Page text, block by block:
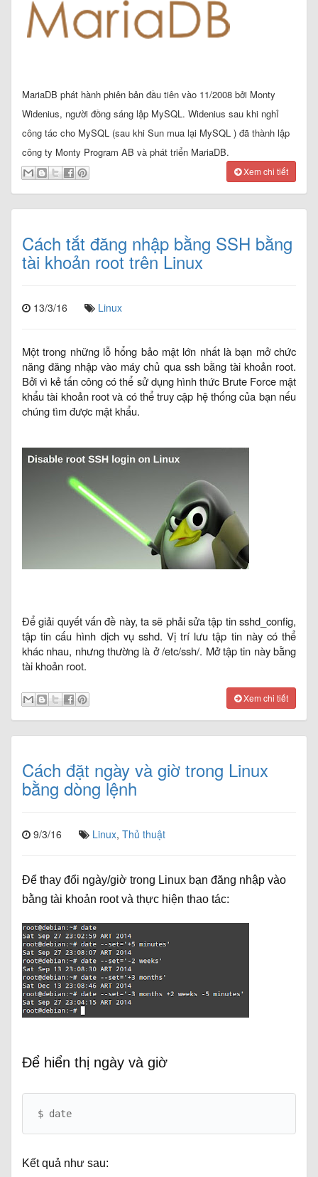
MariaDB phát hành phiên bản đầu tiên vào 11/2008 bởi Monty
Widenius, người đồng sáng lập MySQL. Widenius sau khi nghỉ
công tác cho MySQL (sau khi Sun mua lại MySQL ) đã thành lập
công ty Monty Program AB và phát triển MariaDB.
Xem chi tiết
Cách tắt đăng nhập bằng SSH bằng
tài khoản root trên Linux
13/3/16 Linux
Một trong những lỗ hổng bảo mật lớn nhất là bạn mở chức
năng đăng nhập vào máy chủ qua ssh bằng tài khoản root.
Bởi vì kẻ tấn công có thể sử dụng hình thức Brute Force mật
khẩu tài khoản root và có thể truy cập hệ thống của bạn nếu
chúng tìm được mật khẩu.
Để giải quyết vấn đề này, ta sẽ phải sửa tập tin sshd_config,
tập tin cấu hình dịch vụ sshd. Vị trí lưu tập tin này có thể
khác nhau, nhưng thường là ở /etc/ssh/. Mở tập tin này bằng
tài khoản root.
Xem chi tiết
Cách đặt ngày và giờ trong Linux
bằng dòng lệnh
9/3/16 Linux, Thủ thuật
Để thay đổi ngày/giờ trong Linux bạn đăng nhập vào
bằng tài khoản root và thực hiện thao tác:
Để hiển thị ngày và giờ
$ date
Kết quả như sau: